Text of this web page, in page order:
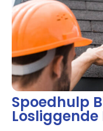
Spoedhulp